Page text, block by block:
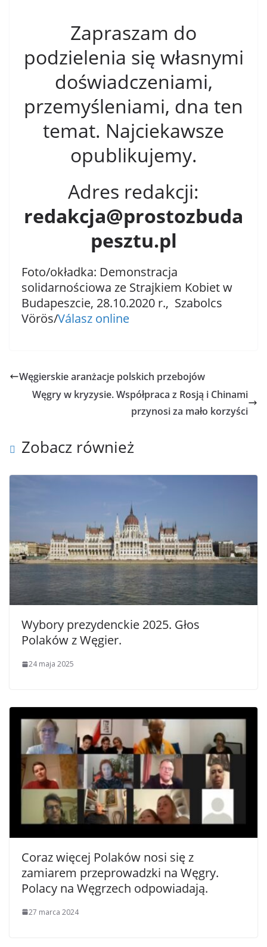
Zapraszam do
podzielenia się własnymi
doświadczeniami,
przemyśleniami, dna ten
temat. Najciekawsze
opublikujemy.
Adres redakcji:
redakcja@prostozbuda
pesztu.pl
Foto/okładka: Demonstracja
solidarnościowa ze Strajkiem Kobiet w
Budapeszcie, 28.10.2020 r., Szabolcs
Vörös/Válasz online
Węgierskie aranżacje polskich przebojów
Węgry w kryzysie. Współpraca z Rosją i Chinami
przynosi za mało korzyści
Zobacz również
Wybory prezydenckie 2025. Głos
Polaków z Węgier.
24 maja 2025
Coraz więcej Polaków nosi się z
zamiarem przeprowadzki na Węgry.
Polacy na Węgrzech odpowiadają.
27 marca 2024